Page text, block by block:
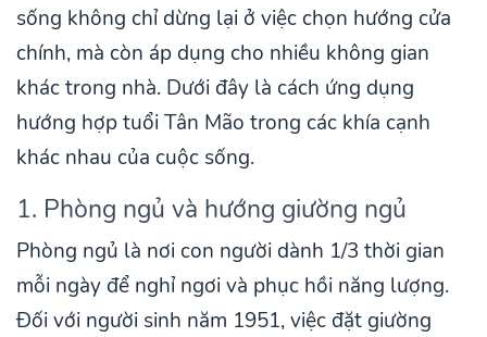
sống không chỉ dừng lại ở việc chọn hướng cửa
chính, mà còn áp dụng cho nhiều không gian
khác trong nhà. Dưới đây là cách ứng dụng
hướng hợp tuổi Tân Mão trong các khía cạnh
khác nhau của cuộc sống.
1. Phòng ngủ và hướng giường ngủ
Phòng ngủ là nơi con người dành 1/3 thời gian
mỗi ngày để nghỉ ngơi và phục hồi năng lượng.
Đối với người sinh năm 1951, việc đặt giường